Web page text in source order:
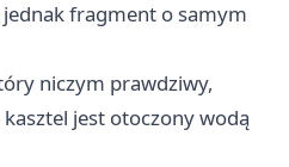
fragment o samym
niczym prawdziwy,
jest otoczony wodą